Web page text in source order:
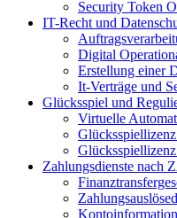
Security Token
IT-Recht und
Digital
Erstellung einer
It-Verträge und
Glücksspiel und
Virtuelle
Zahlungsdienste nach